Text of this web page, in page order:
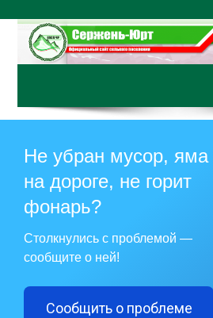
содержимому
Не убран мусор, яма
на дороге, не горит
фонарь?
Столкнулись с проблемой —
сообщите о ней!
Сообщить о проблеме